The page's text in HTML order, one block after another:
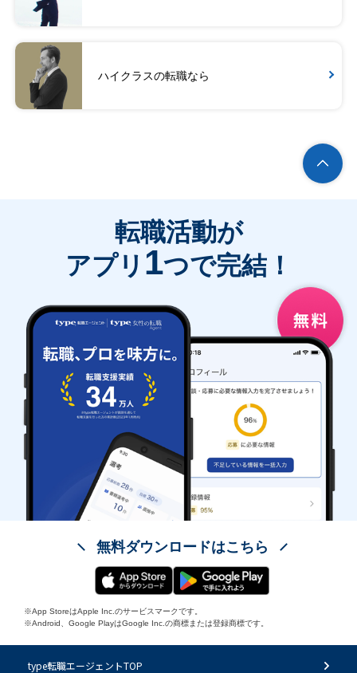
ハイクラスの転職なら
転職活動が
アプリ 1つで完結！
無料ダウンロードはこちら
※App StoreはApple Inc.のサービスマークです。
※Android、Google PlayはGoogle Inc.の商標または登録商標です。
type転職エージェントTOP